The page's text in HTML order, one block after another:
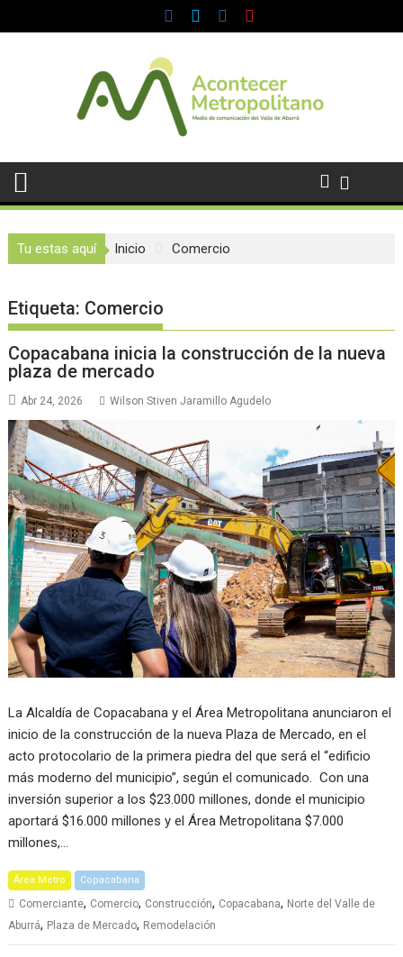
al
Tu estas aquí Inicio Comercio
Etiqueta: Comercio
Copacabana inicia la construcción de la nueva
plaza de mercado
Abr 24, 2026 Wilson Stiven Jaramillo Agudelo
La Alcaldía de Copacabana y el Área Metropolitana anunciaron el
inicio de la construcción de la nueva Plaza de Mercado, en el
acto protocolario de la primera piedra del que será el “edificio
más moderno del municipio”, según el comunicado. Con una
inversión superior a los $23.000 millones, donde el municipio
aportará $16.000 millones y el Área Metropolitana $7.000
millones,…
Área Metro Copacabana
Comerciante, Comercio, Construcción, Copacabana, Norte del Valle de
Aburrá, Plaza de Mercado, Remodelación